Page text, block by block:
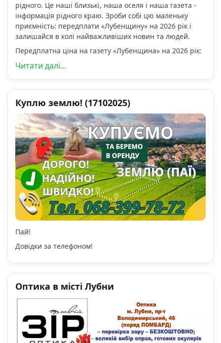
рідного. Це наші близькі, наша оселя і наша газета -
інформація рідного краю. Зроби собі цю маленьку
приємність: передплати «Лубенщину» на 2026 рік і
залишайся в колі найважливіших новин та людей.
Передплатна ціна на газету «Лубенщина» на 2026 рік:
Читати далі...
Куплю землю! (17102025)
Пай!
Довідки за телефоном!
Оптика в місті Лубни